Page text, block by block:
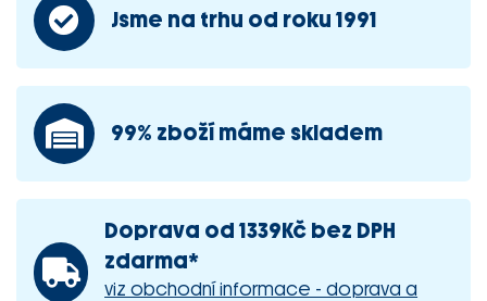
Jsme na trhu od roku 1991
99% zboží máme skladem
Doprava od 1339Kč bez DPH
zdarma*
viz obchodní informace - doprava a